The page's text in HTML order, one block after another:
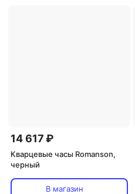
14 617 ₽
Кварцевые часы Romanson,
черный
В магазин